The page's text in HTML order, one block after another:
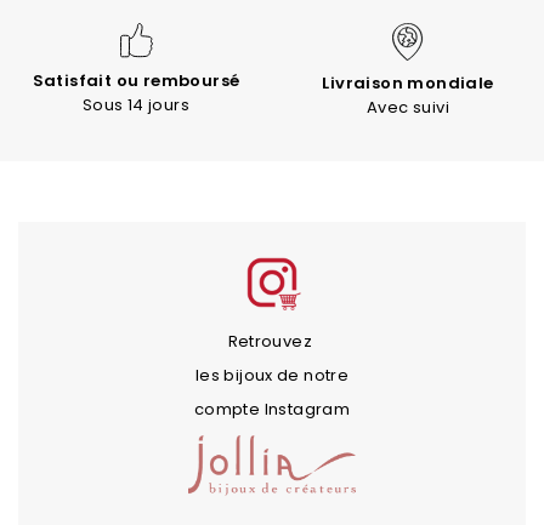
Satisfait ou remboursé
Sous 14 jours
Livraison mondiale
Avec suivi
Retrouvez
les bijoux de notre
compte Instagram